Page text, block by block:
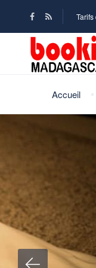
Tarifs
Accueil